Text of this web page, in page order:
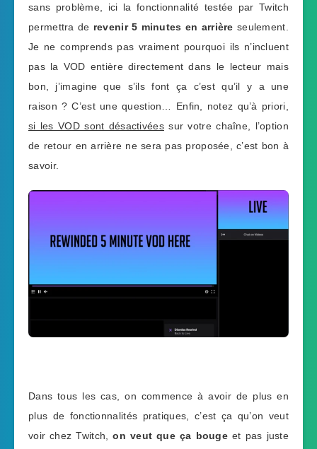
sans problème, ici la fonctionnalité testée par Twitch
permettra de revenir 5 minutes en arrière seulement.
Je ne comprends pas vraiment pourquoi ils n’incluent
pas la VOD entière directement dans le lecteur mais
bon, j’imagine que s’ils font ça c’est qu’il y a une
raison ? C’est une question… Enfin, notez qu’à priori,
si les VOD sont désactivées sur votre chaîne, l’option
de retour en arrière ne sera pas proposée, c’est bon à
savoir.
Dans tous les cas, on commence à avoir de plus en
plus de fonctionnalités pratiques, c’est ça qu’on veut
voir chez Twitch,on veut que ça bouge et pas juste